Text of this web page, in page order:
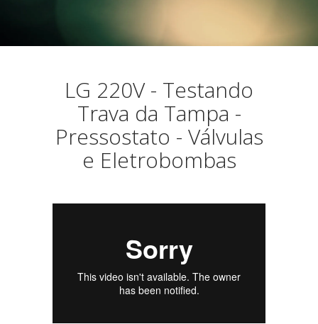
LG 220V - Testando
Trava da Tampa -
Pressostato - Válvulas
e Eletrobombas